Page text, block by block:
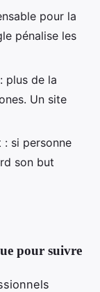
pour la
pénalise les
plus de la
Un site
si personne
son but
pour suivre